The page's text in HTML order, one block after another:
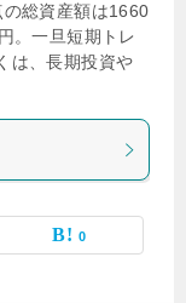
総資産額は1660
。一旦短期トレ
は、長期投資や
0